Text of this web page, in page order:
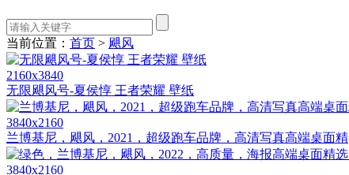
当前位置： 首页 > 飓风
2160x3840
无限飓风号-夏侯惇 王者荣耀 壁纸
3840x2160
兰博基尼，飓风，2021，超级跑车品牌，高清写真高端桌面精
3840x2160